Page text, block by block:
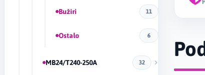
Bužiri 11
Ostalo 6
MB24/T240-250A 32